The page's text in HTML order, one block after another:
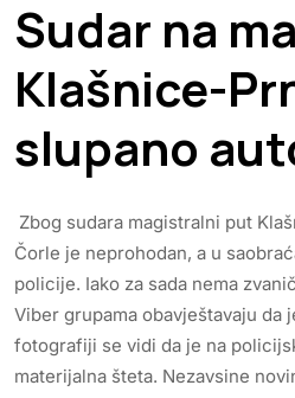
Sudar na
Klašnice-
slupano
Zbog sudara magistralni put
Čorle je neprohodan, a u
policije. Iako za sada nema
Viber grupama obavještavaju da
fotografiji se vidi da je na
materijalna šteta. Nezavsine